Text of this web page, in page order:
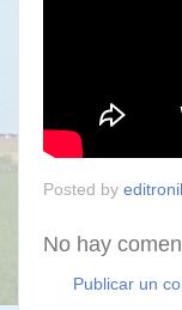
Posted by
No hay
Publicar un